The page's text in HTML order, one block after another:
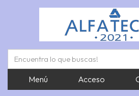
Menú Acceso